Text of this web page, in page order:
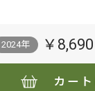
2024年 ￥8,690
カー